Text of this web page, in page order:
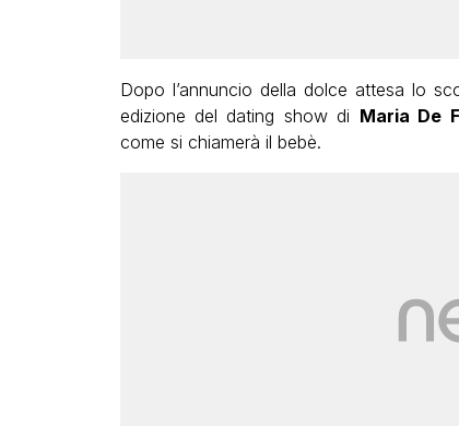
Dopo l’annuncio della dolce attesa lo
edizione del dating show di Maria De
come si chiamerà il bebè.